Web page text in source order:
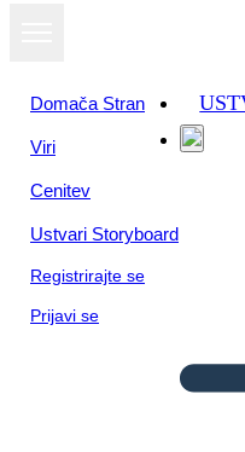
Domača Stran
Viri
Cenitev
Ustvari Storyboard
Registrirajte se
Prijavi se